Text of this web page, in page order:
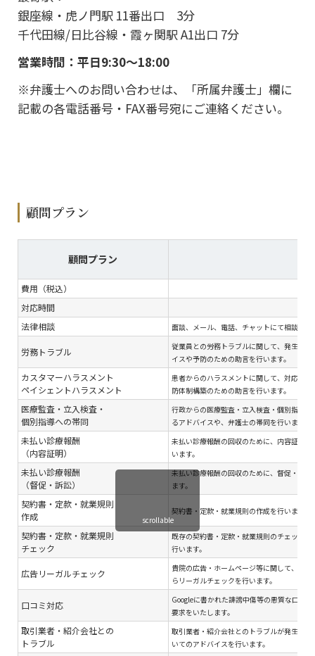
銀座線・虎ノ門駅 11番出口 3分
千代田線/日比谷線・霞ヶ関駅 A1出口 7分
営業時間：平日9:30～18:00
※弁護士へのお問い合わせは、「所属弁護士」欄に
記載の各電話番号・FAX番号宛にご連絡ください。
顧問プラン
顧問プラン
費用（税込）
対応時間
法律相談
面談、メール、電話、チャットにて相談対応
労務トラブル
従業員との労務トラブルに関して、発生後の
イスや予防のための助言を行います。
カスタマーハラスメント
ペイシェントハラスメント
患者からのハラスメントに関して、対応のア
防体制構築のための助言を行います。
医療監査・立入検査・
個別指導への帯同
行政からの医療監査・立入検査・個別指導へ
るアドバイスや、弁護士の帯同を行います。
未払い診療報酬
（内容証明）
未払い診療報酬の回収のために、内容証明郵
います。
未払い診療報酬
（督促・訴訟）
未払い診療報酬の回収のために、督促・訴訟
ます。
契約書・定款・就業規則
作成
契約書・定款・就業規則の作成を行います。
契約書・定款・就業規則
チェック
既存の契約書・定款・就業規則のチェック・
行います。
広告リーガルチェック
貴院の広告・ホームページ等に関して、関連
らリーガルチェックを行います。
口コミ対応
Googleに書かれた誹謗中傷等の悪質な口コ
要求をいたします。
取引業者・紹介会社との
トラブル
取引業者・紹介会社とのトラブルが発生した
いてのアドバイスを行います。
scrollable